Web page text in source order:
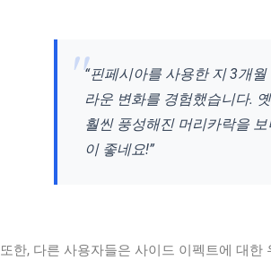
“핀페시아를 사용한 지 3개월
라운 변화를 경험했습니다.
훨씬 풍성해진 머리카락을
이 좋네요!”
또한, 다른 사용자들은 사이드 이펙트에 대한